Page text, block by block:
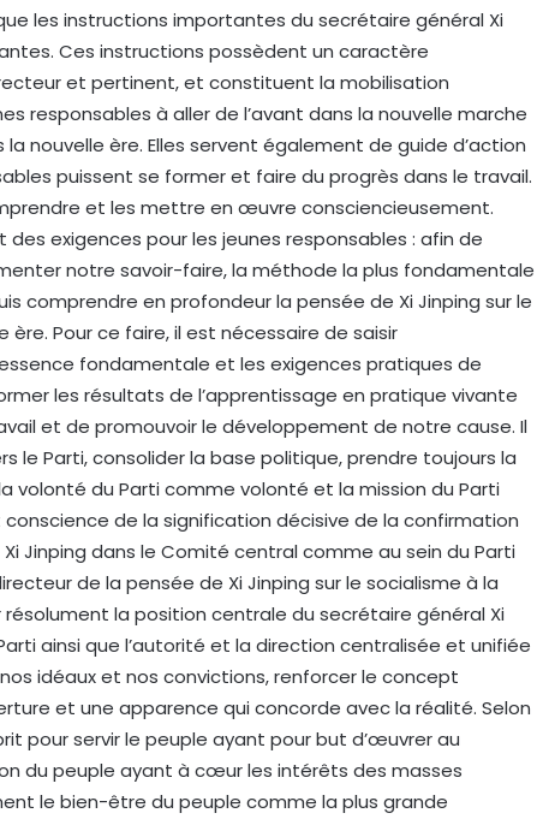
les instructions importantes du secrétaire général Xi
Ces instructions possèdent un caractère
et pertinent, et constituent la mobilisation
responsables à aller de l’avant dans la nouvelle marche
nouvelle ère. Elles servent également de guide d’action
puissent se former et faire du progrès dans le travail.
et les mettre en œuvre consciencieusement.
exigences pour les jeunes responsables : afin de
notre savoir-faire, la méthode la plus fondamentale
comprendre en profondeur la pensée de Xi Jinping sur le
ère. Pour ce faire, il est nécessaire de saisir
fondamentale et les exigences pratiques de
les résultats de l’apprentissage en pratique vivante
et de promouvoir le développement de notre cause. Il
le Parti, consolider la base politique, prendre toujours la
volonté du Parti comme volonté et la mission du Parti
de la signification décisive de la confirmation
Jinping dans le Comité central comme au sein du Parti
de la pensée de Xi Jinping sur le socialisme à la
la position centrale du secrétaire général Xi
ainsi que l’autorité et la direction centralisée et unifiée
idéaux et nos convictions, renforcer le concept
et une apparence qui concorde avec la réalité. Selon
pour servir le peuple ayant pour but d’œuvrer au
du peuple ayant à cœur les intérêts des masses
le bien-être du peuple comme la plus grande